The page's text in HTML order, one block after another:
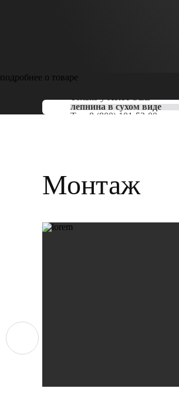
подробнее о товаре
Только уARTPOLE
лепнина в сухом виде
Тел: 8 (800) 101-53-00
Монтаж